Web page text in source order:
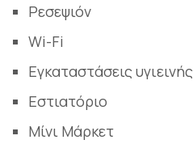
Ρεσεψιόν
Wi-Fi
Εγκαταστάσεις υγιεινής
Εστιατόριο
Μίνι Μάρκετ